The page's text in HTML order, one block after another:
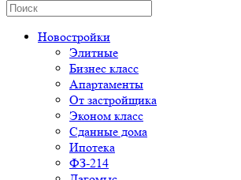
Новостройки
Элитные
Бизнес класс
Апартаменты
От застройщика
Эконом класс
Сданные дома
Ипотека
ФЗ-214